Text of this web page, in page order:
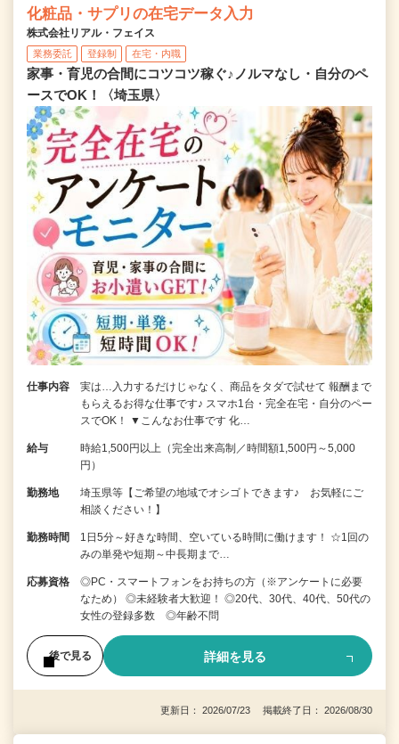
化粧品・サプリの在宅データ入力
株式会社リアル・フェイス
業務委託 登録制 在宅・内職
家事・育児の合間にコツコツ稼ぐ♪ノルマなし・自分のペ
ースでOK！〈埼玉県〉
仕事内容
実は…入力するだけじゃなく、商品をタダで試せて 報酬まで
もらえるお得な仕事です♪ スマホ1台・完全在宅・自分のペー
スでOK！ ▼こんなお仕事です 化…
給与
時給1,500円以上（完全出来高制／時間額1,500円～5,000
円）
勤務地
埼玉県等【ご希望の地域でオシゴトできます♪ お気軽にご
相談ください！】
勤務時間
1日5分～好きな時間、空いている時間に働けます！ ☆1回の
みの単発や短期～中長期まで…
応募資格
◎PC・スマートフォンをお持ちの方（※アンケートに必要
なため） ◎未経験者大歓迎！ ◎20代、30代、40代、50代の
女性の登録多数 ◎年齢不問
後で見る 詳細を見る
更新日： 2026/07/23 掲載終了日： 2026/08/30